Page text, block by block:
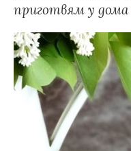
приготвям у дома